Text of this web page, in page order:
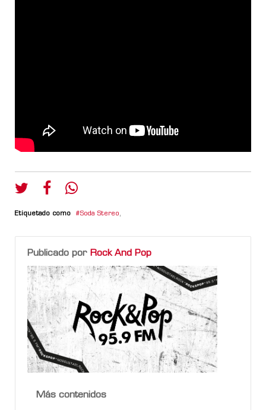
Etiquetado como Soda Stereo,
Publicado por Rock And Pop
Más contenidos